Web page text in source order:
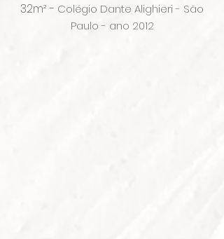
32m² - Colégio Dante Alighieri - São
Paulo- ano 2012